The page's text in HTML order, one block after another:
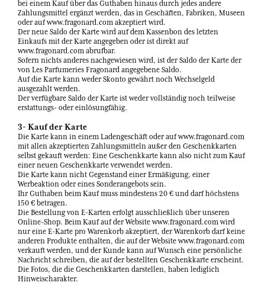
bei einem Kauf über das Guthaben hinaus durch jedes andere
Zahlungsmittel ergänzt werden, das in Geschäften, Fabriken, Museen
oder auf www.fragonard.com akzeptiert wird.
Der neue Saldo der Karte wird auf dem Kassenbon des letzten
Einkaufs mit der Karte angegeben oder ist direkt auf
www.fragonard.com abrufbar.
Sofern nichts anderes nachgewiesen wird, ist der Saldo der Karte der
von Les Parfumeries Fragonard angegebene Saldo.
Auf die Karte kann weder Skonto gewährt noch Wechselgeld
ausgezahlt werden.
Der verfügbare Saldo der Karte ist weder vollständig noch teilweise
erstattungs- oder einlösungfähig.
3- Kauf der Karte
Die Karte kann in einem Ladengeschäft oder auf www.fragonard.com
mit allen akzeptierten Zahlungsmitteln außer den Geschenkkarten
selbst gekauft werden: Eine Geschenkkarte kann also nicht zum Kauf
einer neuen Geschenkkarte verwendet werden.
Die Karte kann nicht Gegenstand einer Ermäßigung, einer
Werbeaktion oder eines Sonderangebots sein.
Ihr Guthaben beim Kauf muss mindestens 20 € und darf höchstens
150 € betragen.
Die Bestellung von E-Karten erfolgt ausschließlich über unseren
Online-Shop. Beim Kauf auf der Website www.fragonard.com wird
nur eine E-Karte pro Warenkorb akzeptiert, der Warenkorb darf keine
anderen Produkte enthalten, die auf der Website www.fragonard.com
verkauft werden, und der Kunde kann auf Wunsch eine persönliche
Nachricht schreiben, die auf der bestellten Geschenkkarte erscheint.
Die Fotos, die die Geschenkkarten darstellen, haben lediglich
Hinweischarakter.